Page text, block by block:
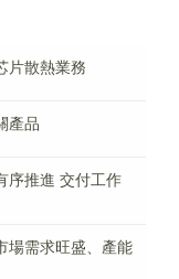
片散熱業務
產品
序推進 交付工作
場需求旺盛、產能